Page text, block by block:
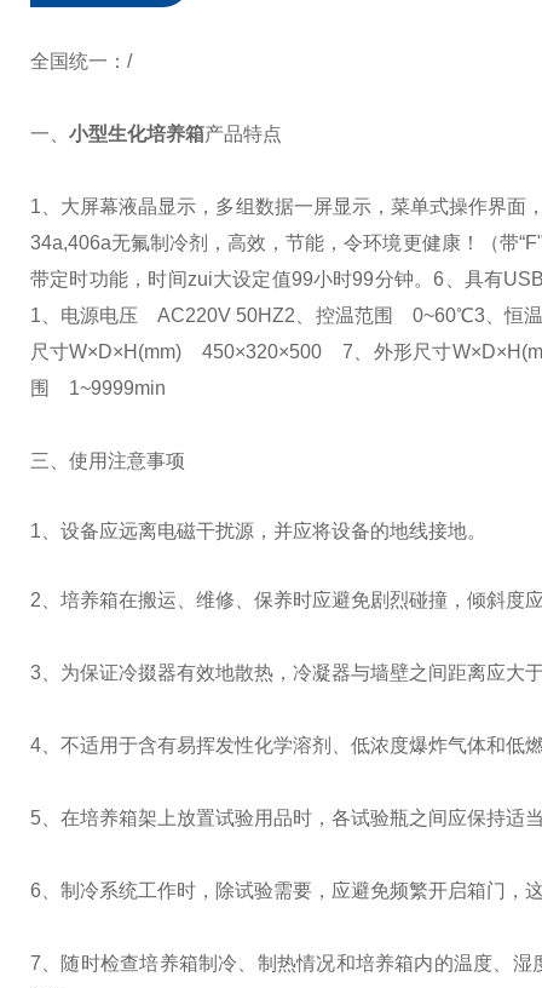
全国统一：/
一、 小型生化培养箱产品特点
1、大屏幕液晶显示，多组数据一屏显示，菜单式操作界面
34a,406a无氟制冷剂，高效，节能，令环境更健康！（带
带定时功能，时间zui大设定值99小时99分钟。6、具有
1、电源电压 AC220V 50HZ2、控温范围 0~60℃3、恒
尺寸W×D×H(mm) 450×320×5007、外形尺寸
围 1~9999min
三、 使用注意事项
1、设备应远离电磁干扰源，并应将设备的地线接地。
2、培养箱在搬运、维修、保养时应避免剧烈碰撞，倾斜度
3、为保证冷掇器有效地散热，冷凝器与墙壁之间距离应大
4、不适用于含有易挥发性化学溶剂、低浓度爆炸气体和低
5、在培养箱架上放置试验用品时，各试验瓶之间应保持适
6、制冷系统工作时，除试验需要，应避免频繁开启箱门，
7、随时检查培养箱制冷、制热情况和培养箱内的温度、